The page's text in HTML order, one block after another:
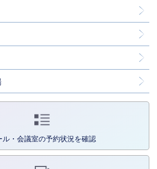
ル・会議室の予約状況を確認